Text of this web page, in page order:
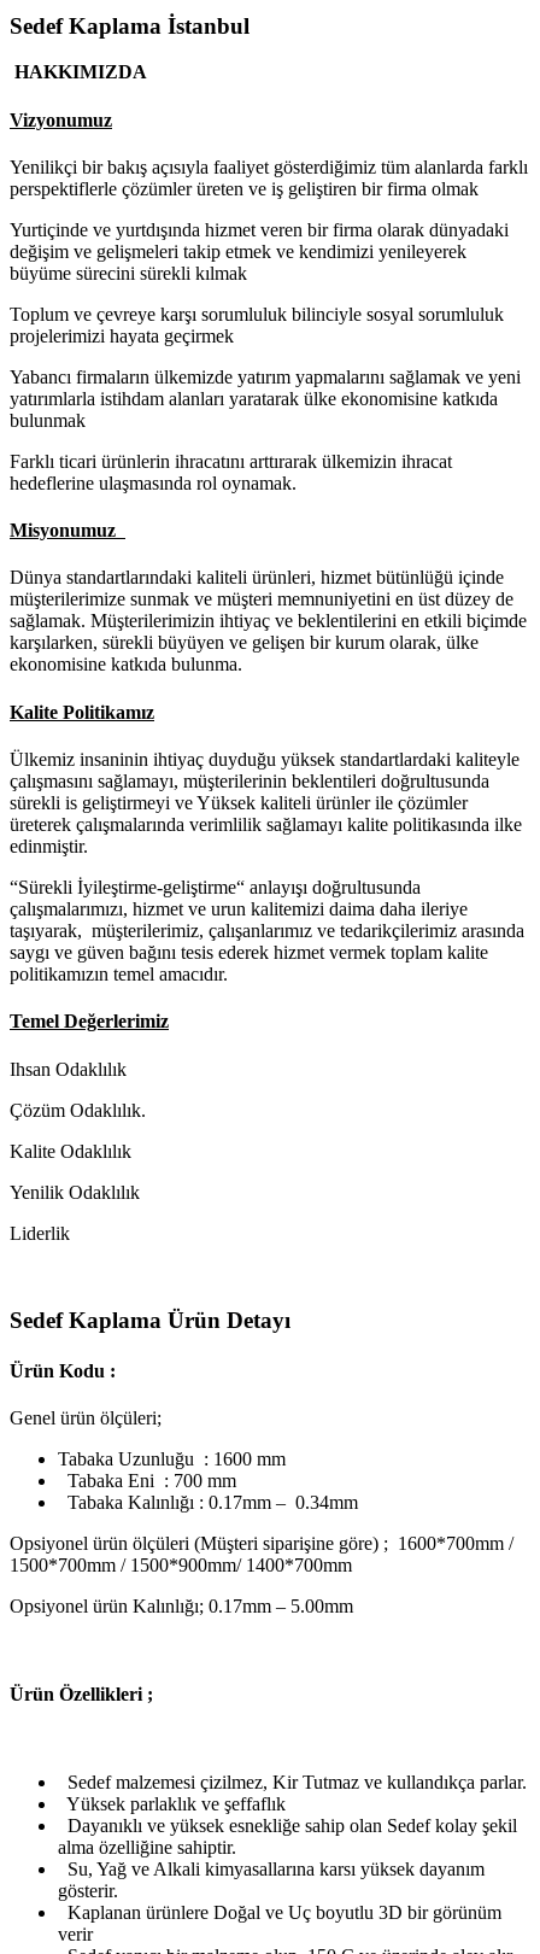
Sedef Kaplama İstanbul
HAKKIMIZDA
Vizyonumuz
Yenilikçi bir bakış açısıyla faaliyet gösterdiğimiz tüm alanlarda farklı
perspektiflerle çözümler üreten ve iş geliştiren bir firma olmak
Yurtiçinde ve yurtdışında hizmet veren bir firma olarak dünyadaki
değişim ve gelişmeleri takip etmek ve kendimizi yenileyerek
büyüme sürecini sürekli kılmak
Toplum ve çevreye karşı sorumluluk bilinciyle sosyal sorumluluk
projelerimizi hayata geçirmek
Yabancı firmaların ülkemizde yatırım yapmalarını sağlamak ve yeni
yatırımlarla istihdam alanları yaratarak ülke ekonomisine katkıda
bulunmak
Farklı ticari ürünlerin ihracatını arttırarak ülkemizin ihracat
hedeflerine ulaşmasında rol oynamak.
Misyonumuz
Dünya standartlarındaki kaliteli ürünleri, hizmet bütünlüğü içinde
müşterilerimize sunmak ve müşteri memnuniyetini en üst düzey de
sağlamak. Müşterilerimizin ihtiyaç ve beklentilerini en etkili biçimde
karşılarken, sürekli büyüyen ve gelişen bir kurum olarak, ülke
ekonomisine katkıda bulunma.
Kalite Politikamız
Ülkemiz insaninin ihtiyaç duyduğu yüksek standartlardaki kaliteyle
çalışmasını sağlamayı, müşterilerinin beklentileri doğrultusunda
sürekli is geliştirmeyi ve Yüksek kaliteli ürünler ile çözümler
üreterek çalışmalarında verimlilik sağlamayı kalite politikasında ilke
edinmiştir.
“Sürekli İyileştirme-geliştirme“ anlayışı doğrultusunda
çalışmalarımızı, hizmet ve urun kalitemizi daima daha ileriye
taşıyarak, müşterilerimiz, çalışanlarımız ve tedarikçilerimiz arasında
saygı ve güven bağını tesis ederek hizmet vermek toplam kalite
politikamızın temel amacıdır.
Temel Değerlerimiz
Ihsan Odaklılık
Çözüm Odaklılık.
Kalite Odaklılık
Yenilik Odaklılık
Liderlik
Sedef Kaplama Ürün Detayı
Ürün Kodu :
Genel ürün ölçüleri;
Tabaka Uzunluğu : 1600 mm
Tabaka Eni : 700 mm
Tabaka Kalınlığı : 0.17mm – 0.34mm
Opsiyonel ürün ölçüleri (Müşteri siparişine göre) ; 1600*700mm /
1500*700mm / 1500*900mm/ 1400*700mm
Opsiyonel ürün Kalınlığı; 0.17mm – 5.00mm
Ürün Özellikleri ;
Sedef malzemesi çizilmez, Kir Tutmaz ve kullandıkça parlar.
Yüksek parlaklık ve şeffaflık
Dayanıklı ve yüksek esnekliğe sahip olan Sedef kolay şekil
alma özelliğine sahiptir.
Su, Yağ ve Alkali kimyasallarına karsı yüksek dayanım
gösterir.
Kaplanan ürünlere Doğal ve Uç boyutlu 3D bir görünüm
verir